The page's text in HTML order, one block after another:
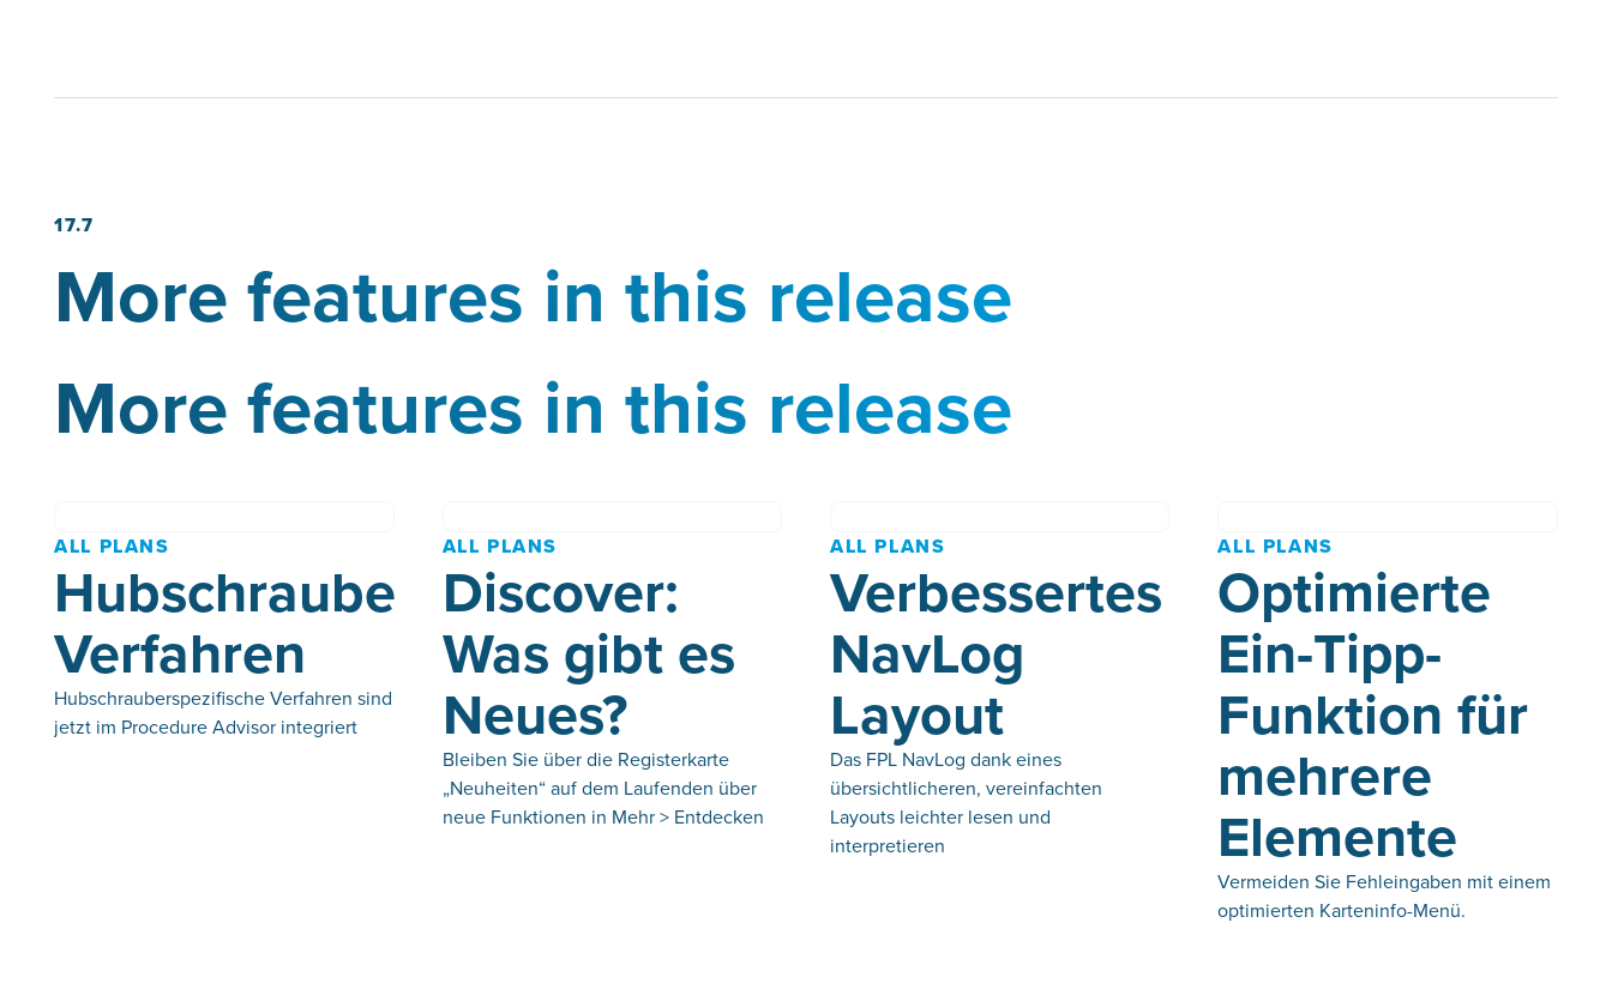
17.7
More features in this release
More features in this release
ALL PLANS
Hubschrauber-
Verfahren
Hubschrauberspezifische Verfahren sind
jetzt im Procedure Advisor integriert
ALL PLANS
Discover:
Was gibt es
Neues?
Bleiben Sie über die Registerkarte
„Neuheiten“ auf dem Laufenden über
neue Funktionen in Mehr > Entdecken
ALL PLANS
Verbessertes
NavLog
Layout
Das FPL NavLog dank eines
übersichtlicheren, vereinfachten
Layouts leichter lesen und
interpretieren
ALL PLANS
Optimierte
Ein-Tipp-
Funktion für
mehrere
Elemente
Vermeiden Sie Fehleingaben mit einem
optimierten Karteninfo-Menü.